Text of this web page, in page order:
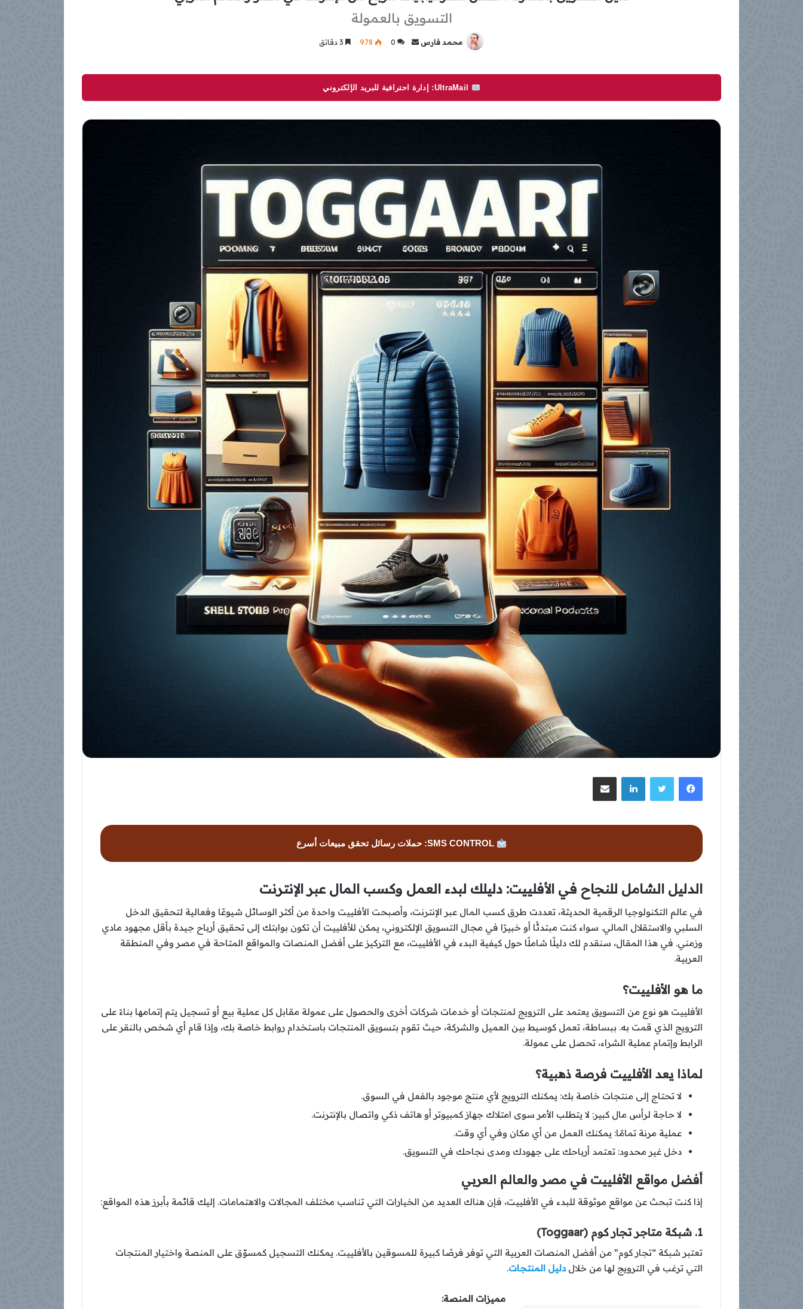
التسويق بالعمولة
محمد فارس
أرسل0
978
فيسبوك لينكدإن
SMS CONTROL: حملات رسائل تحقق مبيعات أسرع
الدليل الشامل للنجاح في الأفلييت: دليلك لبدء العمل وكسب المال عبر الإنترنت
في عالم التكنولوجيا الرقمية الحديثة، تعددت طرق كسب المال عبر الإنترنت، وأصبحت الأفلييت واحدة من أكثر الوسائل شيوعًا وفعالية لتحقيق الدخل
السلبي والاستقلال المالي. سواء كنت مبتدئًا أو خبيرًا في مجال التسويق الإلكتروني، يمكن للأفلييت أن تكون بوابتك إلى تحقيق أرباح جيدة بأقل مجهود مادي
وزمني. في هذا المقال، سنقدم لك دليلًا شاملًا حول كيفية البدء في الأفلييت، مع التركيز على أفضل المنصات والمواقع المتاحة في مصر وفي المنطقة
العربية.
ما هو الأفلييت؟
الأفلييت هو نوع من التسويق يعتمد على الترويج لمنتجات أو خدمات شركات أخرى والحصول على عمولة مقابل كل عملية بيع أو تسجيل يتم إتمامها بناءً على
الترويج الذي قمت به. ببساطة، تعمل كوسيط بين العميل والشركة، حيث تقوم بتسويق المنتجات باستخدام روابط خاصة بك، وإذا قام أي شخص بالنقر على
الرابط وإتمام عملية الشراء، تحصل على عمولة.
لماذا يعد الأفلييت فرصة ذهبية؟
لا تحتاج إلى منتجات خاصة بك: يمكنك الترويج لأي منتج موجود بالفعل في السوق.
لا حاجة لرأس مال كبير: لا يتطلب الأمر سوى امتلاك جهاز كمبيوتر أو هاتف ذكي واتصال بالإنترنت.
عملية مرنة تمامًا: يمكنك العمل من أي مكان وفي أي وقت.
دخل غير محدود: تعتمد أرباحك على جهودك ومدى نجاحك في التسويق.
أفضل مواقع الأفلييت في مصر والعالم العربي
إذا كنت تبحث عن مواقع موثوقة للبدء في الأفلييت، فإن هناك العديد من الخيارات التي تناسب مختلف المجالات والاهتمامات. إليك قائمة بأبرز هذه المواقع:
1. شبكة متاجر تجار كوم (Toggaar)
تعتبر شبكة “تجار كوم” من أفضل المنصات العربية التي توفر فرصًا كبيرة للمسوقين بالأفلييت. يمكنك التسجيل كمسوّق على المنصة واختيار المنتجات
التي ترغب في الترويج لها من خلال دليل المنتجات.
مميزات المنصة: